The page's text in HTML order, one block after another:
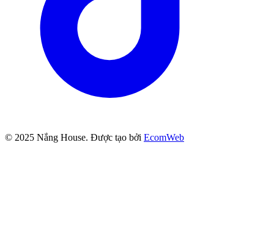
© 2025 Nắng House. Được tạo bởi EcomWeb